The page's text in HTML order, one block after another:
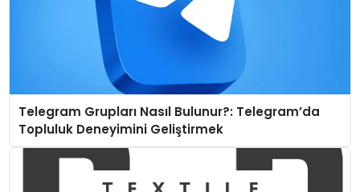
Telegram Grupları Nasıl Bulunur?: Telegram’da
Topluluk Deneyimini Geliştirmek